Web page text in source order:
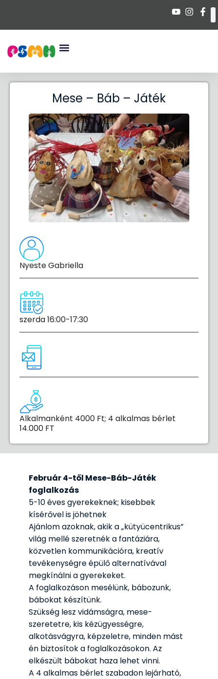
Mese – Báb – Játék
Nyeste Gabriella
szerda 16:00-17:30
Alkalmanként 4000 Ft; 4 alkalmas bérlet
14.000 FT
Február 4-től Mese-Báb-Játék
foglalkozás
5-10 éves gyerekeknek; kisebbek
kísérővel is jöhetnek
Ajánlom azoknak, akik a „kütyücentrikus”
világ mellé szeretnék a fantáziára,
közvetlen kommunikációra, kreatív
tevékenységre épülő alternatívával
megkínálni a gyerekeket.
A foglalkozáson mesélünk, bábozunk,
bábokat készítünk.
Szükség lesz vidámságra, mese-
szeretetre, kis kézügyességre,
alkotásvágyra, képzeletre, minden mást
én biztosítok a foglalkozásokon. Az
elkészült bábokat haza lehet vinni.
A 4 alkalmas bérlet szabadon lejárható,